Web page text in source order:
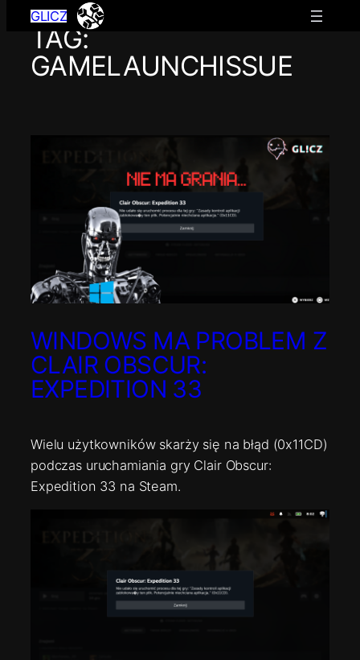
Przejdź
treści
GLICZ
TAG:
GAMELAUNCHISSUE
WINDOWS MA PROBLEM Z
CLAIR OBSCUR:
EXPEDITION 33
Wielu użytkowników skarży się na błąd (0x11CD)
podczas uruchamiania gry Clair Obscur:
Expedition 33 na Steam.